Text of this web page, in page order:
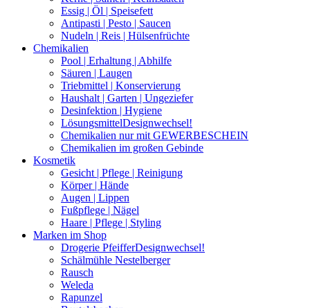
Essig | Öl | Speisefett
Antipasti | Pesto | Saucen
Nudeln | Reis | Hülsenfrüchte
Chemikalien
Pool | Erhaltung | Abhilfe
Säuren | Laugen
Triebmittel | Konservierung
Haushalt | Garten | Ungeziefer
Desinfektion | Hygiene
LösungsmittelDesignwechsel!
Chemikalien nur mit GEWERBESCHEIN
Chemikalien im großen Gebinde
Kosmetik
Gesicht | Pflege | Reinigung
Körper | Hände
Augen | Lippen
Fußpflege | Nägel
Haare | Pflege | Styling
Marken im Shop
Drogerie PfeifferDesignwechsel!
Schälmühle Nestelberger
Rausch
Weleda
Rapunzel